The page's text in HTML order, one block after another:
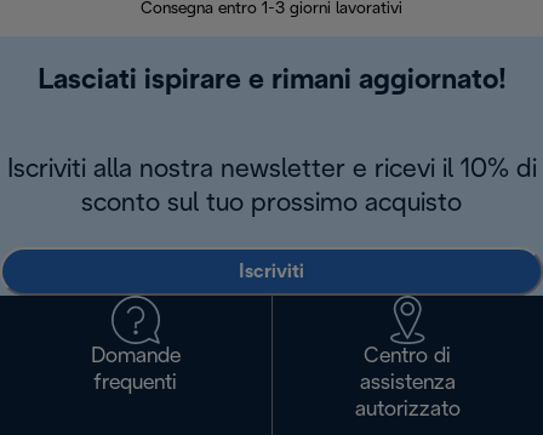
Consegna entro 1-3 giorni lavorativi
Lasciati ispirare e rimani aggiornato!
Iscriviti alla nostra newsletter e ricevi il 10% di
sconto sul tuo prossimo acquisto
Iscriviti
Domande
frequenti
Centro di
assistenza
autorizzato